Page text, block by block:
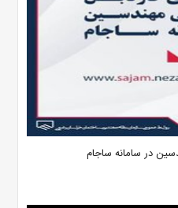
در سامانه ساجام